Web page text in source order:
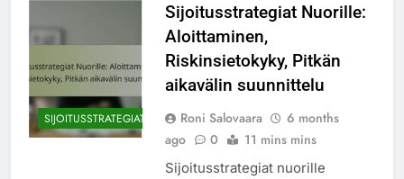
SIJOITUSSTRATEGIAT
Sijoitusstrategiat Nuorille:
Aloittaminen,
Riskinsietokyky, Pitkän
aikavälin suunnittelu
Roni Salovaara
6 months
ago
0 11 mins mins
Sijoitusstrategiat nuorille